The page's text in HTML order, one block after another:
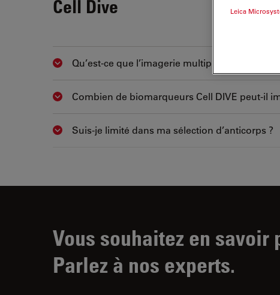
Cell Dive
Show answer
Qu’est-ce que l’imagerie multiplex ?
Show answer
Combien de biomarqueurs Cell DIVE peut-il
Show answer
Suis-je limité dans ma sélection d’anticorps ?
Vous souhaitez en savoir
Parlez à nos experts.
Leica